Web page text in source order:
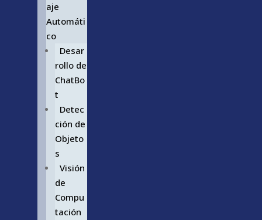
aje
Automáti
co
Desar
rollo de
ChatBo
t
Detec
ción de
Objeto
s
Visión
de
Compu
tación